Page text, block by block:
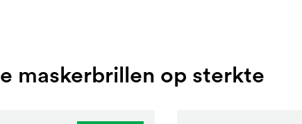
maskerbrillen op sterkte